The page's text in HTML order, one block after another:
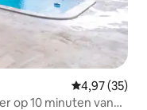
Gemiddelde
4,97 (35)
op 10 minuten van